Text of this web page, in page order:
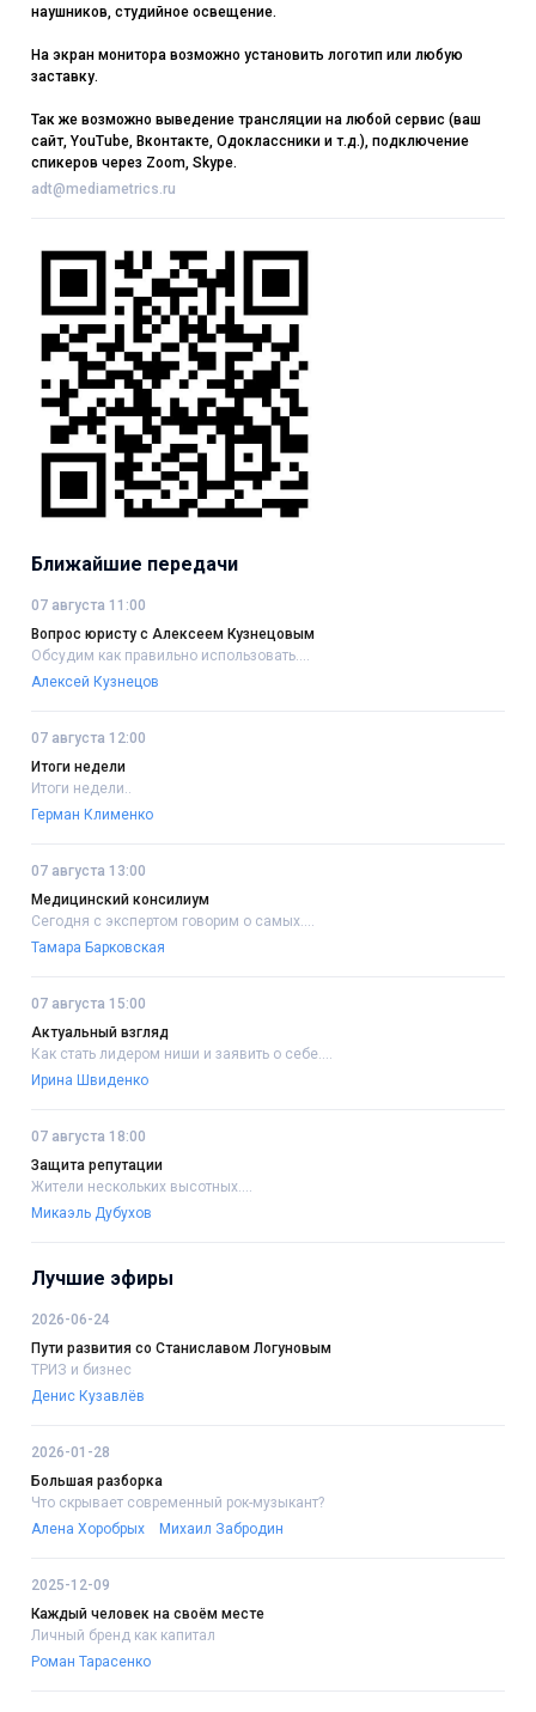
наушников, студийное освещение.
На экран монитора возможно установить логотип или любую
заставку.
Так же возможно выведение трансляции на любой сервис (ваш
сайт, YouTube, Вконтакте, Одоклассники и т.д.), подключение
спикеров через Zoom, Skype.
adt@mediametrics.ru
Ближайшие передачи
07 августа 11:00
Вопрос юристу с Алексеем Кузнецовым
Обсудим как правильно использовать....
Алексей Кузнецов
07 августа 12:00
Итоги недели
Итоги недели..
Герман Клименко
07 августа 13:00
Медицинский консилиум
Сегодня с экспертом говорим о самых....
Тамара Барковская
07 августа 15:00
Актуальный взгляд
Как стать лидером ниши и заявить о себе....
Ирина Швиденко
07 августа 18:00
Защита репутации
Жители нескольких высотных....
Микаэль Дубухов
Лучшие эфиры
2026-06-24
Пути развития со Станиславом Логуновым
ТРИЗ и бизнес
Денис Кузавлёв
2026-01-28
Большая разборка
Что скрывает современный рок-музыкант?
Алена Хоробрых
Михаил Забродин
2025-12-09
Каждый человек на своём месте
Личный бренд как капитал
Роман Тарасенко